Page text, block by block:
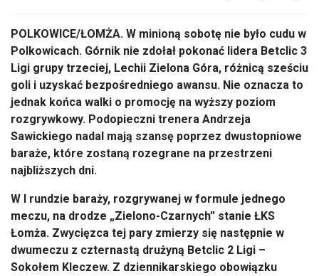
POLKOWICE/ŁOMŻA. W minioną sobotę nie było cudu w
Polkowicach. Górnik nie zdołał pokonać lidera Betclic 3
Ligi grupy trzeciej, Lechii Zielona Góra, różnicą sześciu
goli i uzyskać bezpośredniego awansu. Nie oznacza to
jednak końca walki o promocję na wyższy poziom
rozgrywkowy. Podopieczni trenera Andrzeja
Sawickiego nadal mają szansę poprzez dwustopniowe
baraże, które zostaną rozegrane na przestrzeni
najbliższych dni.
W I rundzie baraży, rozgrywanej w formule jednego
meczu, na drodze „Zielono-Czarnych” stanie ŁKS
Łomża. Zwycięzca tej pary zmierzy się następnie w
dwumeczu z czternastą drużyną Betclic 2 Ligi –
Sokołem Kleczew. Z dziennikarskiego obowiązku